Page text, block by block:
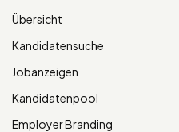
Übersicht
Kandidatensuche
Jobanzeigen
Kandidatenpool
Employer Branding